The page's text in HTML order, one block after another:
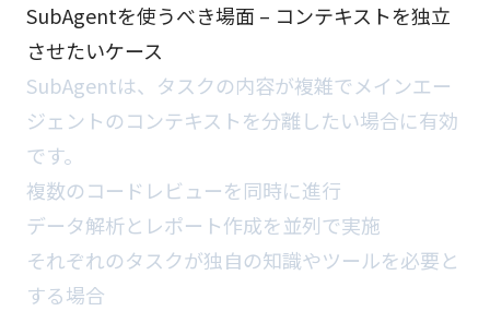
SubAgentを使うべき場面 – コンテキストを独立
させたいケース
SubAgentは、タスクの内容が複雑でメインエー
ジェントのコンテキストを分離したい場合に有効
です。
複数のコードレビューを同時に進行
データ解析とレポート作成を並列で実施
それぞれのタスクが独自の知識やツールを必要と
する場合